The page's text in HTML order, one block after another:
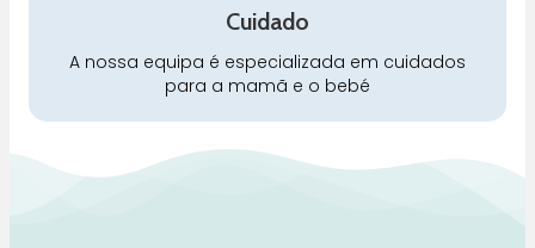
Cuidado
A nossa equipa é especializada em cuidados
para a mamã e o bebé